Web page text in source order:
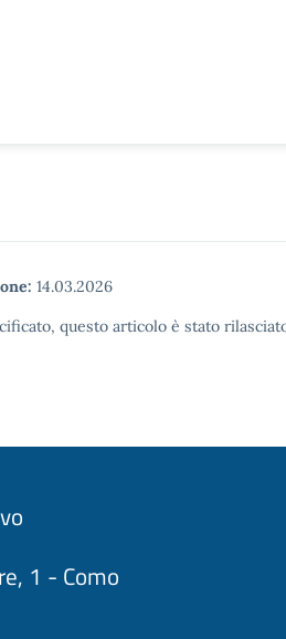
14.03.2026
questo articolo è stato
1 - Como